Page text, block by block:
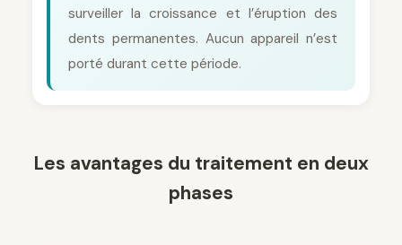
surveiller la croissance et l’éruption des
dents permanentes. Aucun appareil n’est
porté durant cette période.
Les avantages du traitement en deux
phases